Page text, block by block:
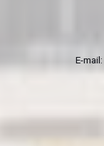
E-mail: